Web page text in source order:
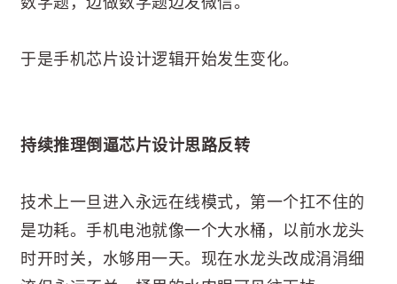
于是手机芯片设计逻辑开始发生变化。
持续推理倒逼芯片设计思路反转
技术上一旦进入永远在线模式，第一个扛不住的
是功耗。手机电池就像一个大水桶，以前水龙头
时开时关，水够用一天。现在水龙头改成涓涓细